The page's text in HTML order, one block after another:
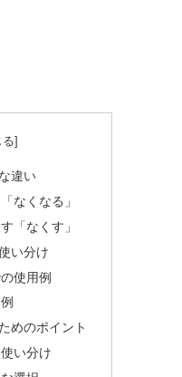
違い
なくなる」
「なくす」
い分け
使用例
めのポイント
い分け